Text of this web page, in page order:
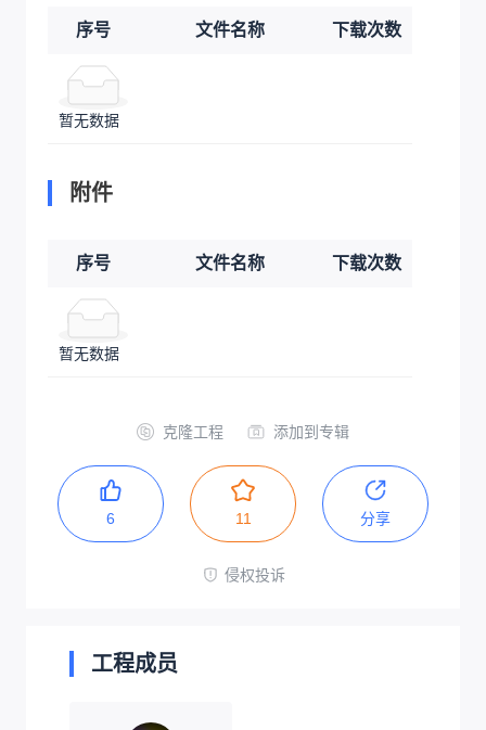
序号 文件名称 下载次数
暂无数据
附件
序号 文件名称 下载次数
暂无数据
克隆工程 添加到专辑
6 11 分享
侵权投诉
工程成员